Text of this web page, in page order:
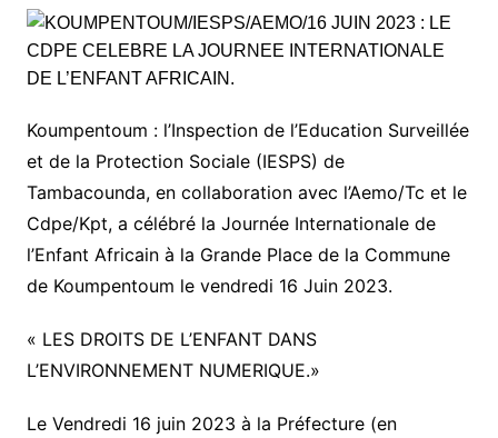
Koumpentoum : l’Inspection de l’Education Surveillée
et de la Protection Sociale (IESPS) de
Tambacounda, en collaboration avec l’Aemo/Tc et le
Cdpe/Kpt, a célébré la Journée Internationale de
l’Enfant Africain à la Grande Place de la Commune
de Koumpentoum le vendredi 16 Juin 2023.
« LES DROITS DE L’ENFANT DANS
L’ENVIRONNEMENT NUMERIQUE.»
Le Vendredi 16 juin 2023 à la Préfecture (en